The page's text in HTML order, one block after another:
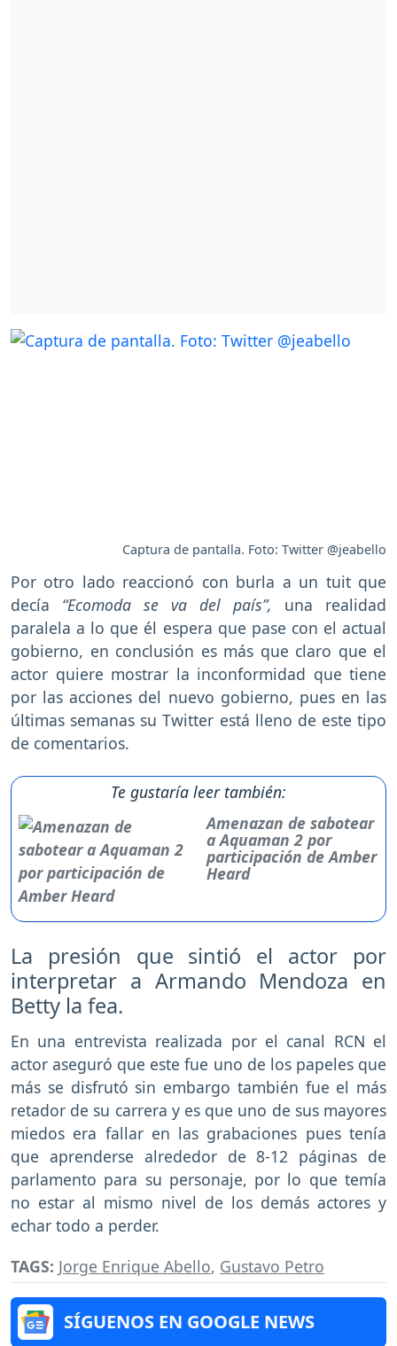
Captura de pantalla. Foto: Twitter @jeabello
Por otro lado reaccionó con burla a un tuit que
decía “Ecomoda se va del país”, una realidad
paralela a lo que él espera que pase con el actual
gobierno, en conclusión es más que claro que el
actor quiere mostrar la inconformidad que tiene
por las acciones del nuevo gobierno, pues en las
últimas semanas su Twitter está lleno de este tipo
de comentarios.
Te gustaría leer también:
Amenazan de sabotear
a Aquaman 2 por
participación de Amber
Heard
La presión que sintió el actor por
interpretar a Armando Mendoza en
Betty la fea.
En una entrevista realizada por el canal RCN el
actor aseguró que este fue uno de los papeles que
más se disfrutó sin embargo también fue el más
retador de su carrera y es que uno de sus mayores
miedos era fallar en las grabaciones pues tenía
que aprenderse alrededor de 8-12 páginas de
parlamento para su personaje, por lo que temía
no estar al mismo nivel de los demás actores y
echar todo a perder.
TAGS: Jorge Enrique Abello, Gustavo Petro
SÍGUENOS EN GOOGLE NEWS